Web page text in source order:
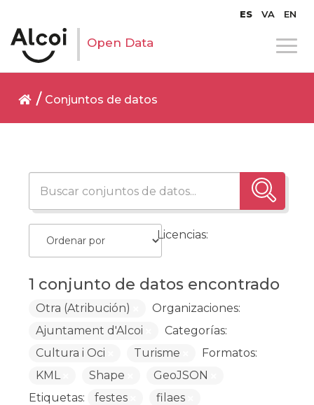
ES VA EN
Open Data
Conjuntos de datos
1 conjunto de datos encontrado
Licencias:
Otra (Atribución)
Organizaciones:
Ajuntament d'Alcoi
Categorías:
Cultura i Oci
Turisme
Formatos:
KML
Shape
GeoJSON
Etiquetas:
festes
filaes